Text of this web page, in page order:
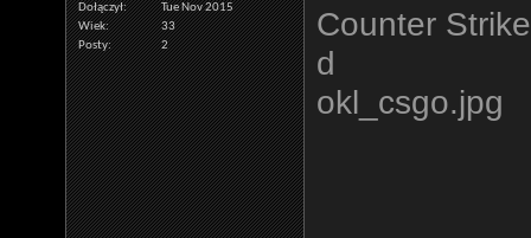
Dołączył
Tue Nov 2015
Wiek
33
Posty
2
Counter
d
okl_csgo.jpg